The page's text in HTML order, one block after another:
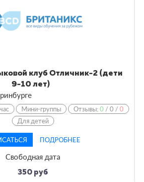
клуб Отличник-2 (дети
9-10 лет)
Мини-группы Отзывы:0 /0 /0
Для детей
ПОДРОБНЕЕ
Свободная дата
350 руб